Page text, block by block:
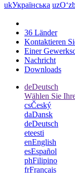
ukУкраїнська uz
36 Länder
Kontaktieren
Einer
Nachricht
Downloads
deDeutsch
Wählen Sie
csČeský
daDansk
deDeutsch
eteesti
enEnglish
esEspañol
phFilipino
frFrançais